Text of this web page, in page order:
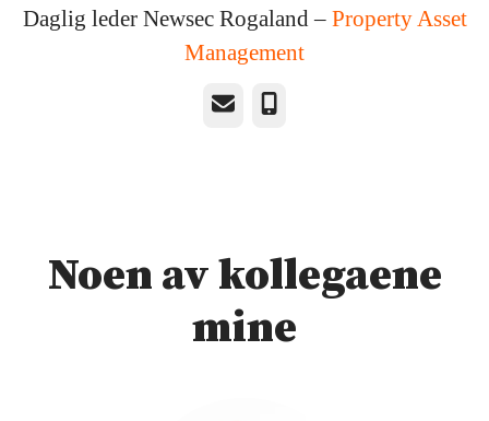
Daglig leder Newsec Rogaland – Property Asset
Management
E-post
Noen av kollegaene
mine